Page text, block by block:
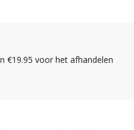
€19.95 voor het afhandelen